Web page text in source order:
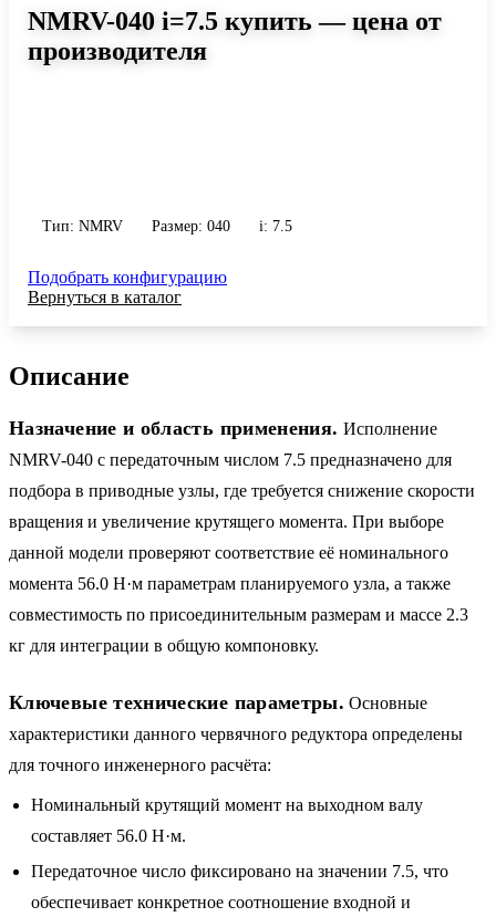
NMRV-040 i=7.5 купить — цена от
производителя
Тип: NMRV Размер: 040 i: 7.5
Подобрать конфигурацию
Вернуться в каталог
Описание
Назначение и область применения. Исполнение
NMRV-040 с передаточным числом 7.5 предназначено для
подбора в приводные узлы, где требуется снижение скорости
вращения и увеличение крутящего момента. При выборе
данной модели проверяют соответствие её номинального
момента 56.0 Н·м параметрам планируемого узла, а также
совместимость по присоединительным размерам и массе 2.3
кг для интеграции в общую компоновку.
Ключевые технические параметры. Основные
характеристики данного червячного редуктора определены
для точного инженерного расчёта:
Номинальный крутящий момент на выходном валу
составляет 56.0 Н·м.
Передаточное число фиксировано на значении 7.5, что
обеспечивает конкретное соотношение входной и